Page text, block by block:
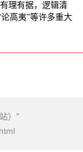
理有据，逻辑清
高夷”等许多重大
）"